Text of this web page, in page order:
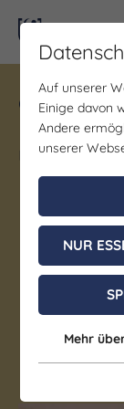
Gewinne
Unstrut!
möglich.
Auf unserer
Einige davon
Andere
unserer
NUR
Mehr